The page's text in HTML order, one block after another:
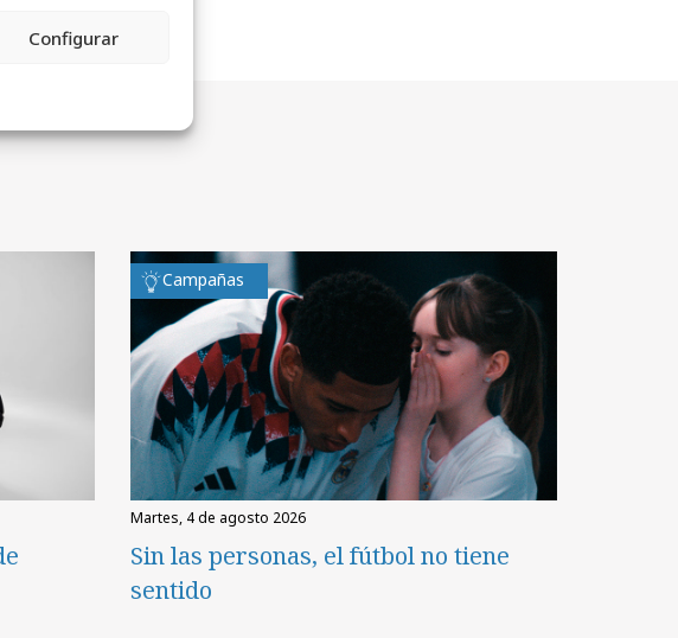
Configurar
Campañas
martes, 4 de agosto 2026
Sin las personas, el fútbol no tiene
sentido